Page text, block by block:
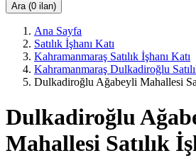
Ara (0 ilan)
Ana Sayfa
Satılık İşhanı Katı
Kahramanmaraş Satılık İşhanı Katı
Kahramanmaraş Dulkadiroğlu
Dulkadiroğlu Ağabeyli Mahallesi
Dulkadiroğlu
Mahallesi Satılık